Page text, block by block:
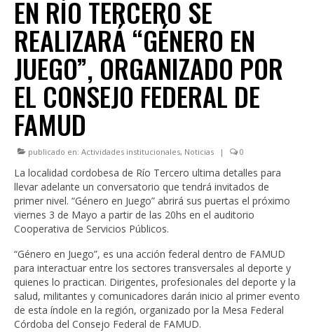
EN RÍO TERCERO SE
REALIZARÁ “GÉNERO EN
JUEGO”, ORGANIZADO POR
EL CONSEJO FEDERAL DE
FAMUD
publicado en: Actividades institucionales, Noticias | 0
La localidad cordobesa de Río Tercero ultima detalles para
llevar adelante un conversatorio que tendrá invitados de
primer nivel. “Género en Juego” abrirá sus puertas el próximo
viernes 3 de Mayo a partir de las 20hs en el auditorio
Cooperativa de Servicios Públicos.
“Género en Juego”, es una acción federal dentro de FAMUD
para interactuar entre los sectores transversales al deporte y
quienes lo practican. Dirigentes, profesionales del deporte y la
salud, militantes y comunicadores darán inicio al primer evento
de esta índole en la región, organizado por la Mesa Federal
Córdoba del Consejo Federal de FAMUD.